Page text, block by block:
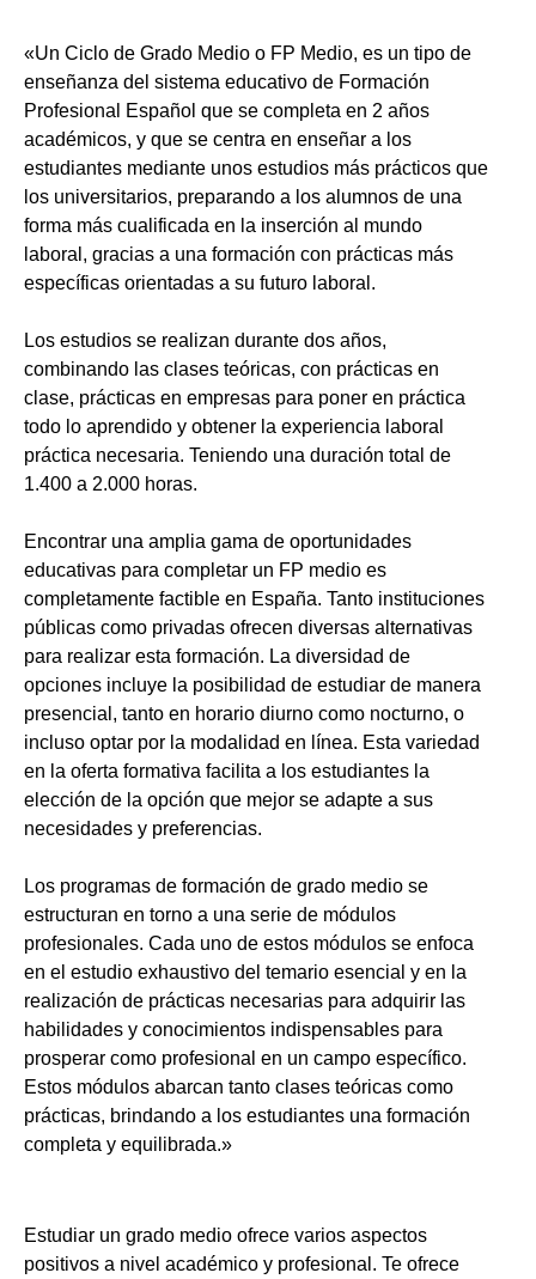
«Un Ciclo de Grado Medio o FP Medio, es un tipo de
enseñanza del sistema educativo de Formación
Profesional Español que se completa en 2 años
académicos, y que se centra en enseñar a los
estudiantes mediante unos estudios más prácticos que
los universitarios, preparando a los alumnos de una
forma más cualificada en la inserción al mundo
laboral, gracias a una formación con prácticas más
específicas orientadas a su futuro laboral.
Los estudios se realizan durante dos años,
combinando las clases teóricas, con prácticas en
clase, prácticas en empresas para poner en práctica
todo lo aprendido y obtener la experiencia laboral
práctica necesaria. Teniendo una duración total de
1.400 a 2.000 horas.
Encontrar una amplia gama de oportunidades
educativas para completar un FP medio es
completamente factible en España. Tanto instituciones
públicas como privadas ofrecen diversas alternativas
para realizar esta formación. La diversidad de
opciones incluye la posibilidad de estudiar de manera
presencial, tanto en horario diurno como nocturno, o
incluso optar por la modalidad en línea. Esta variedad
en la oferta formativa facilita a los estudiantes la
elección de la opción que mejor se adapte a sus
necesidades y preferencias.
Los programas de formación de grado medio se
estructuran en torno a una serie de módulos
profesionales. Cada uno de estos módulos se enfoca
en el estudio exhaustivo del temario esencial y en la
realización de prácticas necesarias para adquirir las
habilidades y conocimientos indispensables para
prosperar como profesional en un campo específico.
Estos módulos abarcan tanto clases teóricas como
prácticas, brindando a los estudiantes una formación
completa y equilibrada.»
Estudiar un grado medio ofrece varios aspectos
positivos a nivel académico y profesional. Te ofrece